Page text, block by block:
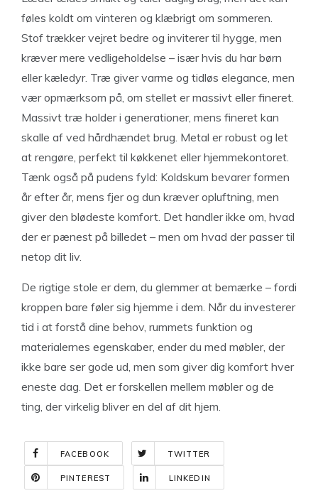
føles koldt om vinteren og klæbrigt om sommeren.
Stof trækker vejret bedre og inviterer til hygge, men
kræver mere vedligeholdelse – især hvis du har børn
eller kæledyr. Træ giver varme og tidløs elegance, men
vær opmærksom på, om stellet er massivt eller fineret.
Massivt træ holder i generationer, mens fineret kan
skalle af ved hårdhændet brug. Metal er robust og let
at rengøre, perfekt til køkkenet eller hjemmekontoret.
Tænk også på pudens fyld: Koldskum bevarer formen
år efter år, mens fjer og dun kræver opluftning, men
giver den blødeste komfort. Det handler ikke om, hvad
der er pænest på billedet – men om hvad der passer til
netop dit liv.
De rigtige stole er dem, du glemmer at bemærke – fordi
kroppen bare føler sig hjemme i dem. Når du investerer
tid i at forstå dine behov, rummets funktion og
materialernes egenskaber, ender du med møbler, der
ikke bare ser gode ud, men som giver dig komfort hver
eneste dag. Det er forskellen mellem møbler og de
ting, der virkelig bliver en del af dit hjem.
FACEBOOK TWITTER
PINTEREST LINKEDIN